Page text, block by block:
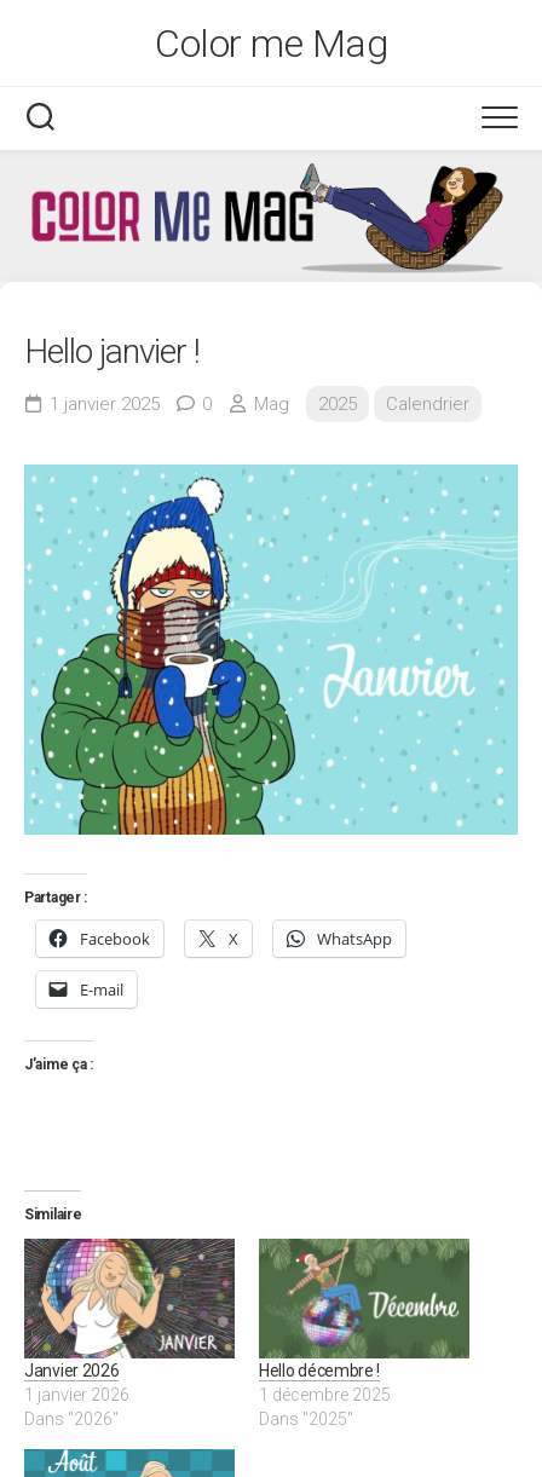
Color me Mag
Hello janvier !
1 janvier 2025 0 Mag 2025 Calendrier
Partager :
Facebook X WhatsApp
E-mail
J’aime ça :
Similaire
Janvier 2026
1 janvier 2026
Dans "2026"
Hello décembre !
1 décembre 2025
Dans "2025"